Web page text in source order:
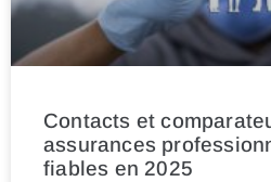
Contacts et
assurances
fiables en 2025